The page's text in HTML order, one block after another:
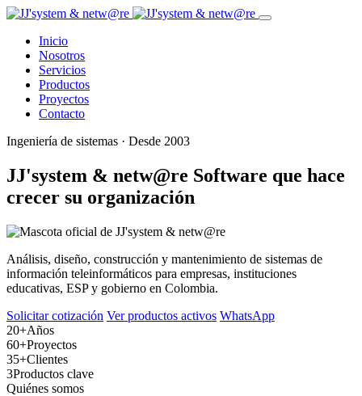
Inicio
Nosotros
Servicios
Productos
Proyectos
Contacto
Ingeniería de sistemas · Desde 2003
JJ'system & netw@re Software que hace
crecer su organización
Análisis, diseño, construcción y mantenimiento de sistemas de
información teleinformáticos para empresas, instituciones
educativas, ESP y gobierno en Colombia.
Solicitar cotización Ver productos activos WhatsApp
20+Años
60+Proyectos
35+Clientes
3Productos clave
Quiénes somos